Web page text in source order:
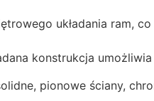
układania ram,
konstrukcja
pionowe ściany,